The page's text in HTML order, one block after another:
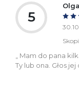
5
„ Mam do pana
Ty lub ona. Głos